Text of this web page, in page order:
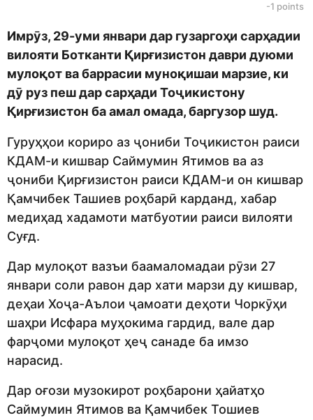
t
o
r
o
-1 points
Имрӯз, 29-уми январи дар гузаргоҳи сарҳадии
вилояти Ботканти Қирғизистон даври дуюми
мулоқот ва баррасии муноқишаи марзие, ки
дӯ руз пеш дар сарҳади Тоҷикистону
Қирғизистон ба амал омада, баргузор шуд.
Гуруҳҳои кориро аз ҷониби Тоҷикистон раиси
КДАМ-и кишвар Саймумин Ятимов ва аз
ҷониби Қирғизистон раиси КДАМ-и он кишвар
Қамчибек Ташиев роҳбарӣ карданд, хабар
медиҳад хадамоти матбуотии раиси вилояти
Суғд.
Дар мулоқот вазъи баамаломадаи рӯзи 27
январи соли равон дар хати марзи ду кишвар,
деҳаи Хоҷа-Аълои ҷамоати деҳоти Чоркӯҳи
шаҳри Исфара муҳокима гардид, вале дар
фарҷоми мулоқот ҳеҷ санаде ба имзо
нарасид.
Дар оғози музокирот роҳбарони ҳайатҳо
Саймумин Ятимов ва Қамчибек Тошиев